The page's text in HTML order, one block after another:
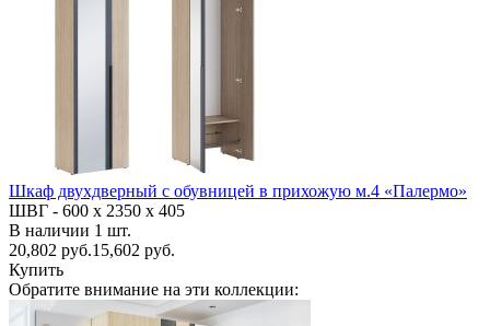
Шкаф двухдверный с обувницей в прихожую м.4 «Палермо»
ШВГ - 600 х 2350 х 405
В наличии 1 шт.
20,802 руб.15,602 руб.
Купить
Обратите внимание на эти коллекции: